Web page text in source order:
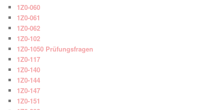
1Z0-060
1Z0-061
1Z0-062
1Z0-102
1Z0-1050 Prüfungsfragen
1Z0-117
1Z0-140
1Z0-144
1Z0-147
1Z0-151